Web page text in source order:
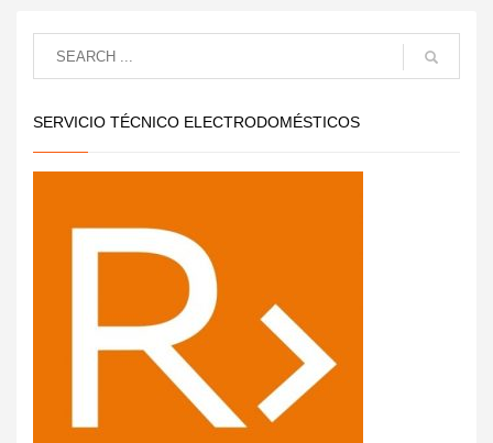
SERVICIO TÉCNICO ELECTRODOMÉSTICOS